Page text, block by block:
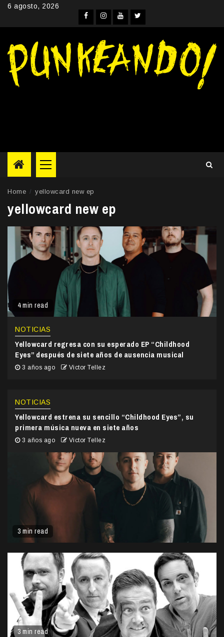
Skip6 agosto, 2026
Facebook
Instagram
YouTube
Twitter
Primary
Menu
Home yellowcard new ep
yellowcard new ep
4 min read
NOTICIAS
Yellowcard regresa con su esperado EP “Childhood
Eyes” después de siete años de ausencia musical
3 años ago Victor Tellez
3 min read
NOTICIAS
Yellowcard estrena su sencillo “Childhood Eyes”, su
primera música nueva en siete años
3 años ago Victor Tellez
3 min read